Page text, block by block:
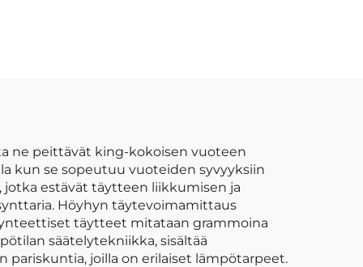
ne peittävät king-kokoisen vuoteen
kun se sopeutuu vuoteiden syvyyksiin
jotka estävät täytteen liikkumisen ja
Höyhyn täytevoimamittaus
täytteet mitataan grammoina
säätelytekniikka, sisältää
joilla on erilaiset lämpötarpeet.